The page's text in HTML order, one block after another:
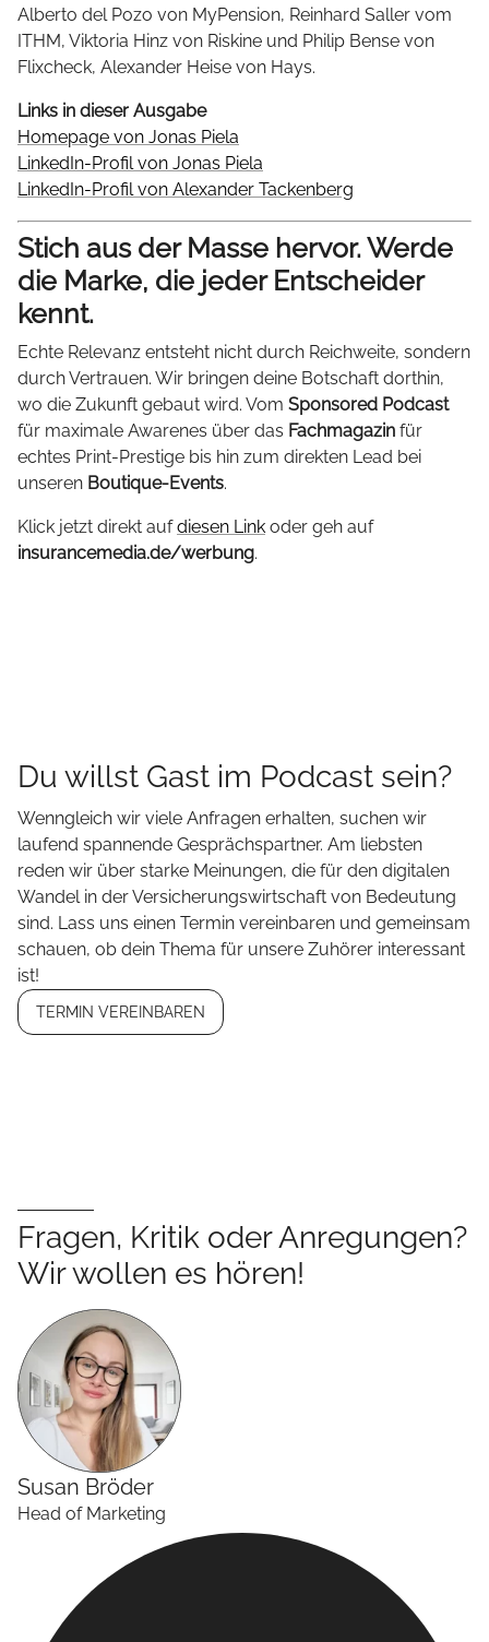
Alberto del Pozo von MyPension, Reinhard Saller vom
ITHM, Viktoria Hinz von Riskine und Philip Bense von
Flixcheck, Alexander Heise von Hays.
Links in dieser Ausgabe
Homepage von Jonas Piela
LinkedIn-Profil von Jonas Piela
LinkedIn-Profil von Alexander Tackenberg
Stich aus der Masse hervor. Werde
die Marke, die jeder Entscheider
kennt.
Echte Relevanz entsteht nicht durch Reichweite, sondern
durch Vertrauen. Wir bringen deine Botschaft dorthin,
wo die Zukunft gebaut wird. Vom Sponsored Podcast
für maximale Awarenes über das Fachmagazin für
echtes Print-Prestige bis hin zum direkten Lead bei
unseren Boutique-Events.
Klick jetzt direkt aufdiesen Link oder geh auf
insurancemedia.de/werbung.
Du willst Gast im Podcast sein?
Wenngleich wir viele Anfragen erhalten, suchen wir
laufend spannende Gesprächspartner. Am liebsten
reden wir über starke Meinungen, die für den digitalen
Wandel in der Versicherungswirtschaft von Bedeutung
sind. Lass uns einen Termin vereinbaren und gemeinsam
schauen, ob dein Thema für unsere Zuhörer interessant
ist!
TERMIN VEREINBAREN
Fragen, Kritik oder Anregungen?
Wir wollen es hören!
Susan Bröder
Head of Marketing